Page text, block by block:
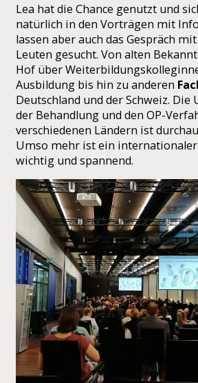
Lea hat die Chance genutzt und
natürlich in den Vorträgen mit
lassen aber auch das Gespräch
Leuten gesucht. Von alten
Hof über
Ausbildung bis hin zu anderen
Deutschland und der Schweiz. Die
der Behandlung und den OP-
verschiedenen Ländern ist
Umso mehr ist ein internationaler
wichtig und spannend.